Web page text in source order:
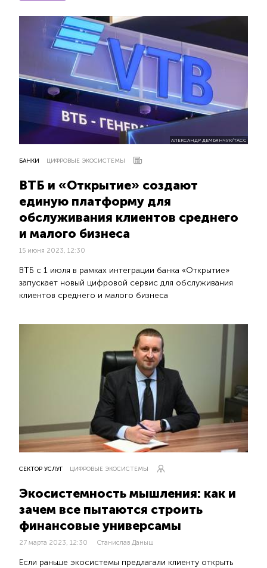
АЛЕКСАНДР ДЕМЬЯНЧУК/ТАСС
БАНКИ ЦИФРОВЫЕ ЭКОСИСТЕМЫ
ВТБ и «Открытие» создают
единую платформу для
обслуживания клиентов среднего
и малого бизнеса
15 июня 2023, 12:30
ВТБ с 1 июля в рамках интеграции банка «Открытие»
запускает новый цифровой сервис для обслуживания
клиентов среднего и малого бизнеса
СЕКТОР УСЛУГ ЦИФРОВЫЕ ЭКОСИСТЕМЫ
Экосистемность мышления: как и
зачем все пытаются строить
финансовые универсамы
27 марта 2023, 12:30 Станислав Даныш
Если раньше экосистемы предлагали клиенту открыть